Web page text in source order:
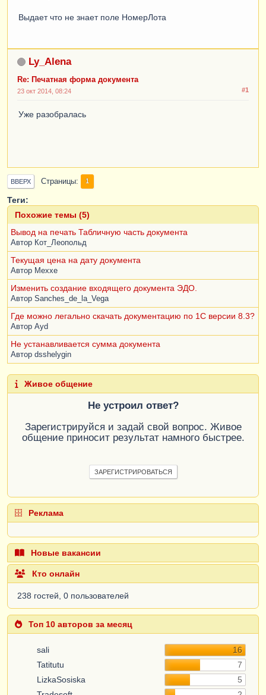
Выдает что не знает поле НомерЛота
Ly_Alena
Re: Печатная форма документа
#1
23 окт 2014, 08:24
Уже разобралась
ВВЕРХ Страницы 1
Теги:
Похожие темы (5)
Вывод на печать Табличную часть документа
Автор Кот_Леопольд
Текущая цена на дату документа
Автор Mexxe
Изменить создание входящего документа ЭДО.
Автор Sanches_de_la_Vega
Где можно легально скачать документацию по 1С версии 8.3?
Автор Ayd
Не устанавливается сумма документа
Автор dsshelygin
Живое общение
Не устроил ответ?
Зарегистрируйся и задай свой вопрос. Живое
общение приносит результат намного быстрее.
ЗАРЕГИСТРИРОВАТЬСЯ
Реклама
Новые вакансии
Кто онлайн
238 гостей, 0 пользователей
Топ 10 авторов за месяц
sali
16
Tatitutu
7
LizkaSosiska
5